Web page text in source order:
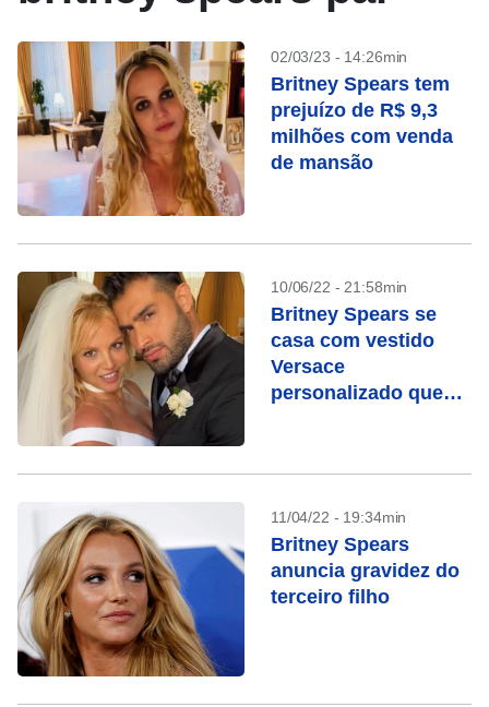
02/03/23 - 14:26min
Britney Spears tem
prejuízo de R$ 9,3
milhões com venda
de mansão
10/06/22 - 21:58min
Britney Spears se
casa com vestido
Versace
personalizado que
11/04/22 - 19:34min
Britney Spears
anuncia gravidez do
terceiro filho